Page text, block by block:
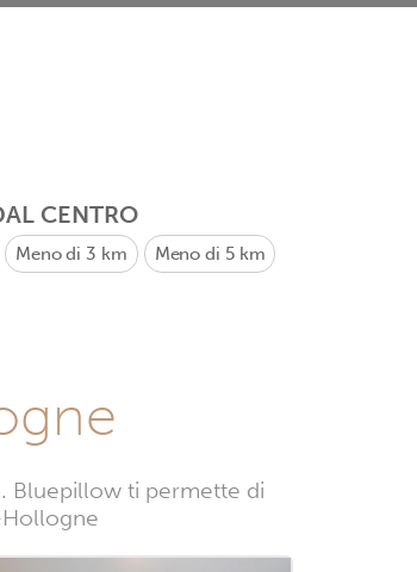
CENTRO
Meno di 3 km Meno di 5 km
Bluepillow ti permette di